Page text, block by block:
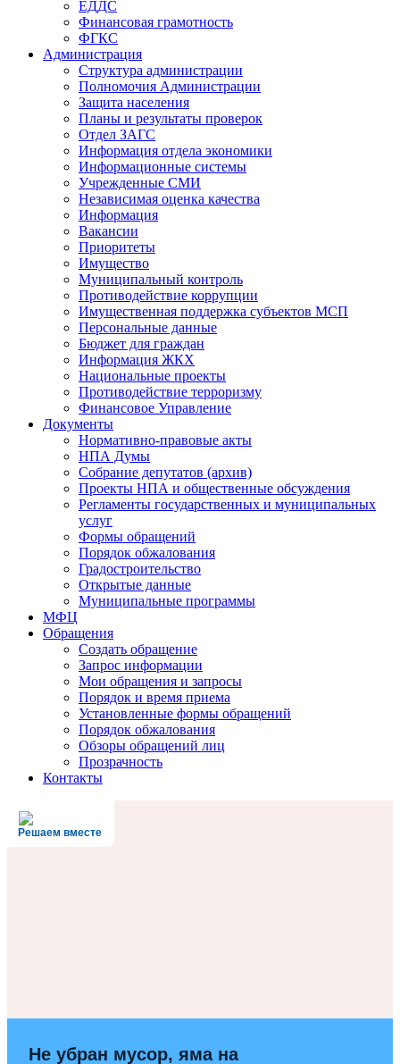
ЕДДС
Финансовая грамотность
ФГКС
Администрация
Структура администрации
Полномочия Администрации
Защита населения
Планы и результаты проверок
Отдел ЗАГС
Информация отдела экономики
Информационные системы
Учрежденные СМИ
Независимая оценка качества
Информация
Вакансии
Приоритеты
Имущество
Муниципальный контроль
Противодействие коррупции
Имущественная поддержка субъектов МСП
Персональные данные
Бюджет для граждан
Информация ЖКХ
Национальные проекты
Противодействие терроризму
Финансовое Управление
Документы
Нормативно-правовые акты
НПА Думы
Собрание депутатов (архив)
Проекты НПА и общественные обсуждения
Регламенты государственных и муниципальных
услуг
Формы обращений
Порядок обжалования
Градостроительство
Открытые данные
Муниципальные программы
МФЦ
Обращения
Создать обращение
Запрос информации
Мои обращения и запросы
Порядок и время приема
Установленные формы обращений
Порядок обжалования
Обзоры обращений лиц
Прозрачность
Контакты
Решаем вместе
Не убран мусор, яма на